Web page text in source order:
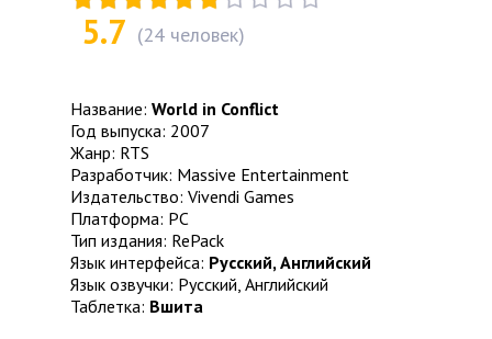
5.7 (24 человек)
Название: World in Conflict
Год выпуска: 2007
Жанр: RTS
Разработчик: Massive Entertainment
Издательство: Vivendi Games
Платформа: PC
Тип издания: RePack
Язык интерфейса: Русский, Английский
Язык озвучки: Русский, Английский
Таблетка: Вшита